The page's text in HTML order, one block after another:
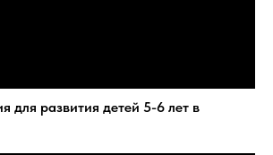
для развития детей 5-6 лет в